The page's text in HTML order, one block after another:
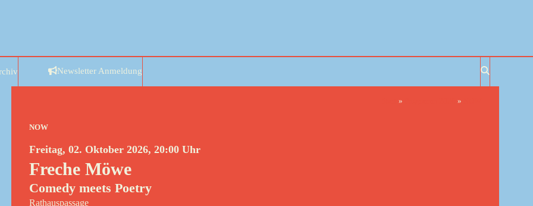
Newsletter Anmeldung
» »
NOW
Freitag, 02. Oktober 2026, 20:00 Uhr
Freche Möwe
Comedy meets Poetry
Rathauspassage